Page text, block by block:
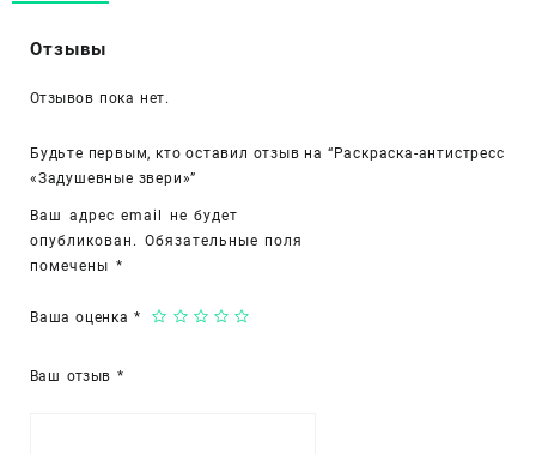
Отзывы
Отзывов пока нет.
Будьте первым, кто оставил отзыв на “Раскраска-антистресс
«Задушевные звери»”
Ваш адрес email не будет
опубликован. Обязательные поля
помечены *
Ваша оценка *
Ваш отзыв *